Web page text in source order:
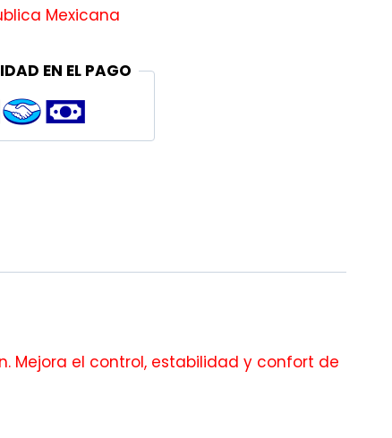
Mexicana
EN EL PAGO
Mejora el control, estabilidad y confort de